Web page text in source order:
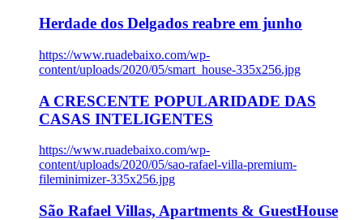
Herdade dos Delgados reabre em junho
https://www.ruadebaixo.com/wp-
content/uploads/2020/05/smart_house-335x256.jpg
A CRESCENTE POPULARIDADE DAS
CASAS INTELIGENTES
https://www.ruadebaixo.com/wp-
content/uploads/2020/05/sao-rafael-villa-premium-
fileminimizer-335x256.jpg
São Rafael Villas, Apartments & GuestHouse